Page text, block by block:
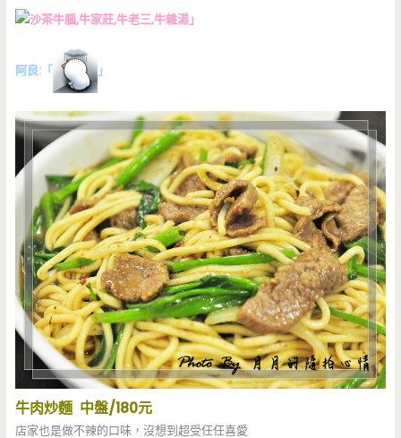
」
阿良:「 」
牛肉炒麵 中盤/180元
店家也是做不辣的口味，沒想到超受任任喜愛